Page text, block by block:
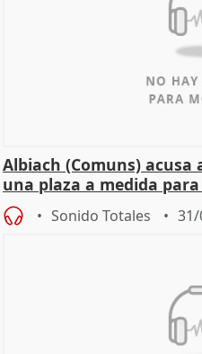
Albiach (Comuns) acusa
una plaza a medida
Sonido Totales